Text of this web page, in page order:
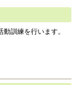
訓練を行います。